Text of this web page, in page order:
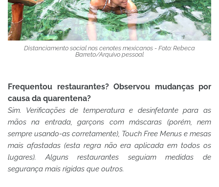
Distanciamento social nos cenotes mexicanos - Foto: Rebeca
Barreto/Arquivo pessoal
Frequentou restaurantes? Observou mudanças por
causa da quarentena?
Sim. Verificações de temperatura e desinfetante para as
mãos na entrada, garçons com máscaras (porém, nem
sempre usando-as corretamente), Touch Free Menus e mesas
mais afastadas (esta regra não era aplicada em todos os
lugares). Alguns restaurantes seguiam medidas de
segurança mais rígidas que outros.